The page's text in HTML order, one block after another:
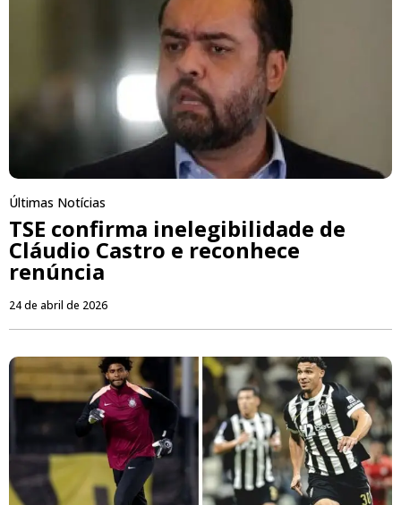
Últimas Notícias
TSE confirma inelegibilidade de
Cláudio Castro e reconhece
renúncia
24 de abril de 2026